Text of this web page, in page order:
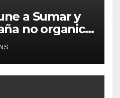
a Sumar y
no organice
con
«atentar
nacional»